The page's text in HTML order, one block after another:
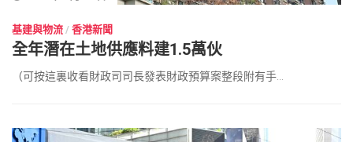
基建與物流 / 香港新聞
全年潛在土地供應料建1.5萬伙
（可按這裏收看財政司司長發表財政預算案整段附有手...